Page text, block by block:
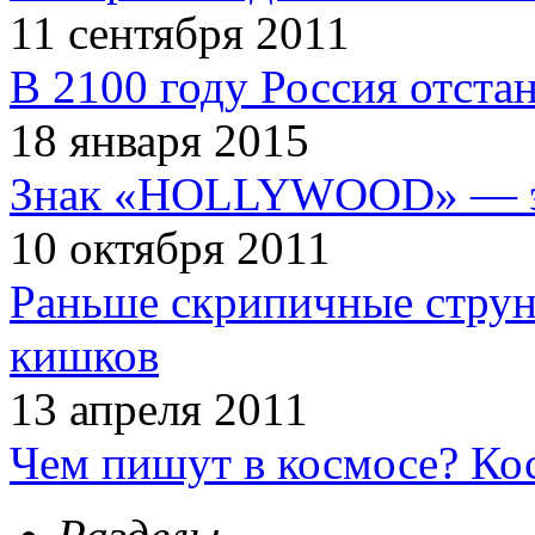
11 сентября 2011
В 2100 году Россия
18 января 2015
Знак «HOLLYWOOD» —
10 октября 2011
Раньше скрипичные
кишков
13 апреля 2011
Чем пишут в космосе?